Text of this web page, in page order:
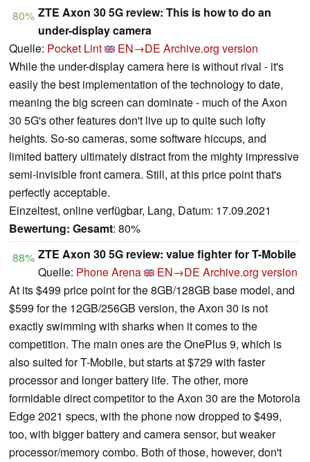
80% ZTE Axon 30 5G review: This is how to do an
under-display camera
Quelle: Pocket Lint EN→DE Archive.org version
While the under-display camera here is without rival - it's
easily the best implementation of the technology to date,
meaning the big screen can dominate - much of the Axon
30 5G's other features don't live up to quite such lofty
heights. So-so cameras, some software hiccups, and
limited battery ultimately distract from the mighty impressive
semi-invisible front camera. Still, at this price point that's
perfectly acceptable.
Einzeltest, online verfügbar, Lang, Datum: 17.09.2021
Bewertung: Gesamt: 80%
88% ZTE Axon 30 5G review: value fighter for T-Mobile
Quelle: Phone Arena EN→DE Archive.org version
At its $499 price point for the 8GB/128GB base model, and
$599 for the 12GB/256GB version, the Axon 30 is not
exactly swimming with sharks when it comes to the
competition. The main ones are the OnePlus 9, which is
also suited for T-Mobile, but starts at $729 with faster
processor and longer battery life. The other, more
formidable direct competitor to the Axon 30 are the Motorola
Edge 2021 specs, with the phone now dropped to $499,
too, with bigger battery and camera sensor, but weaker
processor/memory combo. Both of those, however, don't